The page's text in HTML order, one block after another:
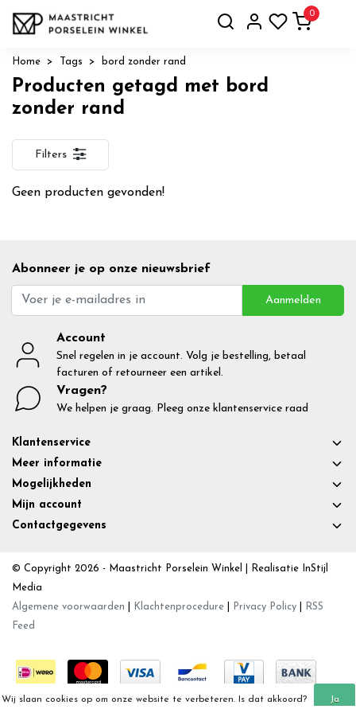
0
Home Tags bord zonder rand
Producten getagd met bord
zonder rand
Filters
Geen producten gevonden!
Abonneer je op onze nieuwsbrief
Aanmelden
Account
Snel regelen in je account. Volg je bestelling, betaal
facturen of retourneer een artikel.
Vragen?
We helpen je graag. Pleeg onze klantenservice raad
Klantenservice
Meer informatie
Mogelijkheden
Mijn account
Contactgegevens
© Copyright 2026 - Maastricht Porselein Winkel | Realisatie InStijl
Media
Algemene voorwaarden
Klachtenprocedure Privacy Policy
RSS
Feed
Wij slaan cookies op om onze website te verbeteren. Is dat akkoord? Ja